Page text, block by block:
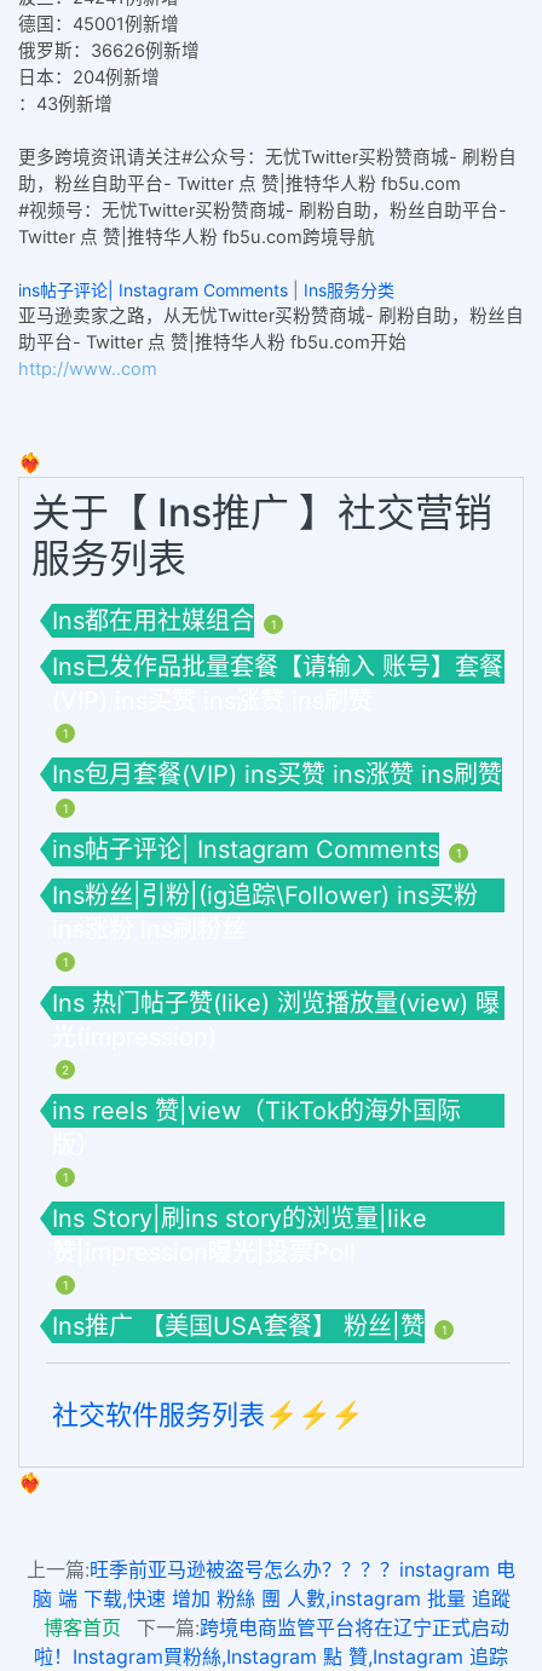
德国： 45001例新增
俄罗斯：36626例新增
日本： 204例新增
： 43例新增
更多跨境资讯请关注#公众号：无忧Twitter买粉赞商城- 刷粉自
助，粉丝自助平台- Twitter 点 赞|推特华人粉 fb5u.com
#视频号：无忧Twitter买粉赞商城- 刷粉自助，粉丝自助平台-
Twitter 点 赞|推特华人粉 fb5u.com跨境导航
ins帖子评论| Instagram Comments Ins服务分类
亚马逊卖家之路，从无忧Twitter买粉赞商城- 刷粉自助，粉丝自
助平台- Twitter 点 赞|推特华人粉 fb5u.com开始
http://www..com
❤️‍🔥
关于【 Ins推广 】社交营销
服务列表
Ins都在用社媒组合 1
Ins已发作品批量套餐【请输入 账号】套餐
1
Ins包月套餐(VIP) ins买赞 ins涨赞 ins刷赞
1
ins帖子评论| Instagram Comments 1
Ins粉丝|引粉|(ig追踪\Follower) ins买粉
1
Ins 热门帖子赞(like) 浏览播放量(view) 曝
2
ins reels 赞|view（TikTok的海外国际
1
Ins Story|刷ins story的浏览量|like
1
Ins推广 【美国USA套餐】 粉丝|赞 1
社交软件服务列表⚡️⚡️⚡️
❤️‍🔥
上一篇:旺季前亚马逊被盗号怎么办？？？？instagram 电
脑 端 下载,快速 增加 粉絲 團 人數,instagram 批量 追蹤
博客首页
下一篇:跨境电商监管平台将在辽宁正式启动
啦！Instagram買粉絲,Instagram 點 贊,Instagram 追踪